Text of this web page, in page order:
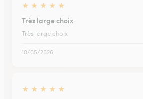
★ ★ ★ ★ ★
Très large choix
Très large choix
10/05/2026
★ ★ ★ ★ ★